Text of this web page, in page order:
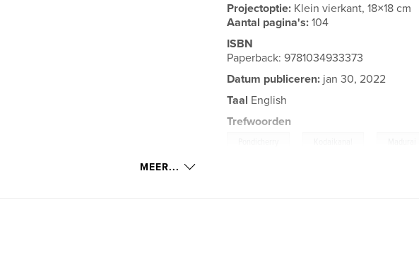
Projectoptie: Klein vierkant, 18×18 cm
Aantal pagina's:104
ISBN
Paperback: 9781034933373
Datum publiceren: jan 30, 2022
Taal English
Trefwoorden
MEER...